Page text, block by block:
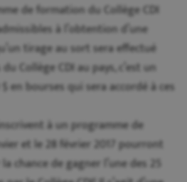
de formation du Collège CDI
à l’obtention d’une
tirage au sort sera effectué
Collège CDI au pays, c’est un
en bourses qui sera accordé à ces
à un programme de
et le 28 février 2017 pourront
chance de gagner l’une des 25